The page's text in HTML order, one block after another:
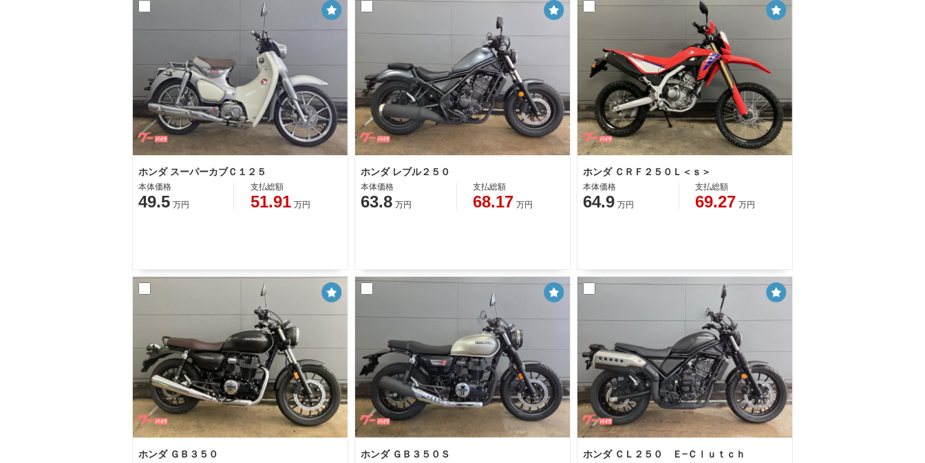
ホンダ スーパーカブＣ１２５
本体価格
49.5 万円
支払総額
51.91 万円
ホンダ レブル２５０
本体価格
63.8 万円
支払総額
68.17 万円
ホンダ ＣＲＦ２５０Ｌ＜ｓ＞
本体価格
64.9 万円
支払総額
69.27 万円
ホンダ ＧＢ３５０ ホンダ ＧＢ３５０Ｓ ホンダ ＣＬ２５０ Ｅ−Ｃｌｕｔｃｈ